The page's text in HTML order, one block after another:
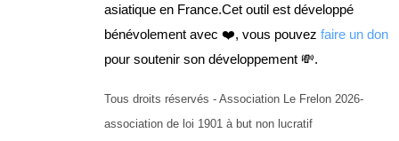
asiatique en France.Cet outil est développé
bénévolement avec ❤️, vous pouvez faire un don
pour soutenir son développement 💸.
Tous droits réservés - Association Le Frelon 2026-
association de loi 1901 à but non lucratif